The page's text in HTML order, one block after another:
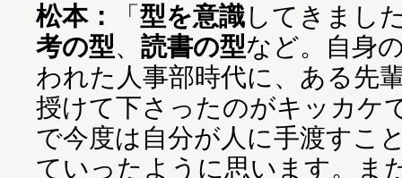
松本： 「型を意識してきまし
考の型、 読書の型など。自身
われた人事部時代に、ある先
授けて下さったのがキッカケ
で今度は自分が人に手渡すこ
ていったように思います。ま